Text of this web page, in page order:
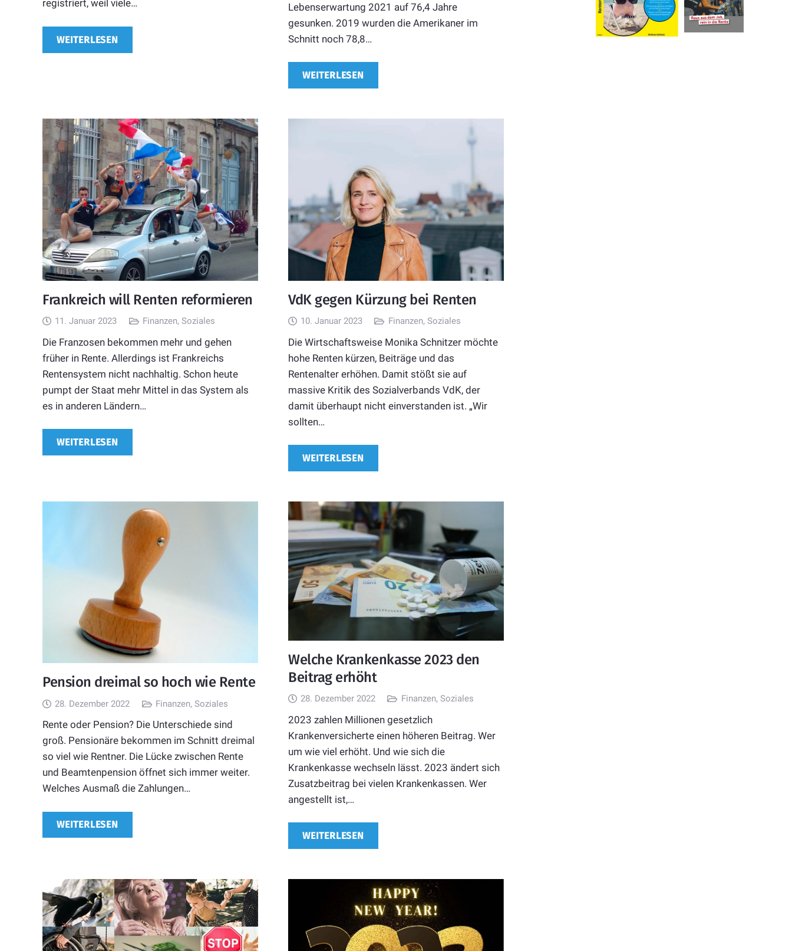
registriert, weil viele…
WEITERLESEN
Lebenserwartung 2021 auf 76,4 Jahre
gesunken. 2019 wurden die Amerikaner im
Schnitt noch 78,8…
WEITERLESEN
Frankreich will Renten reformieren
11. Januar 2023 Finanzen, Soziales
Die Franzosen bekommen mehr und gehen
früher in Rente. Allerdings ist Frankreichs
Rentensystem nicht nachhaltig. Schon heute
pumpt der Staat mehr Mittel in das System als
es in anderen Ländern…
WEITERLESEN
VdK gegen Kürzung bei Renten
10. Januar 2023 Finanzen, Soziales
Die Wirtschaftsweise Monika Schnitzer möchte
hohe Renten kürzen, Beiträge und das
Rentenalter erhöhen. Damit stößt sie auf
massive Kritik des Sozialverbands VdK, der
damit überhaupt nicht einverstanden ist. „Wir
sollten…
WEITERLESEN
Pension dreimal so hoch wie Rente
28. Dezember 2022 Finanzen, Soziales
Rente oder Pension? Die Unterschiede sind
groß. Pensionäre bekommen im Schnitt dreimal
so viel wie Rentner. Die Lücke zwischen Rente
und Beamtenpension öffnet sich immer weiter.
Welches Ausmaß die Zahlungen…
WEITERLESEN
Welche Krankenkasse 2023 den
Beitrag erhöht
28. Dezember 2022 Finanzen, Soziales
2023 zahlen Millionen gesetzlich
Krankenversicherte einen höheren Beitrag. Wer
um wie viel erhöht. Und wie sich die
Krankenkasse wechseln lässt. 2023 ändert sich
Zusatzbeitrag bei vielen Krankenkassen. Wer
angestellt ist,…
WEITERLESEN